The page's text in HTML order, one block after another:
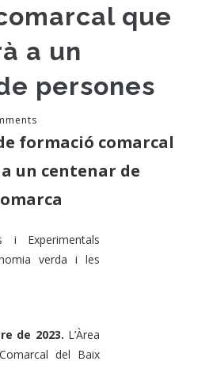
que
a un
persones
formació comarcal
un centenar de
i Experimentals
verda i les
de 2023. L’Àrea
del Baix